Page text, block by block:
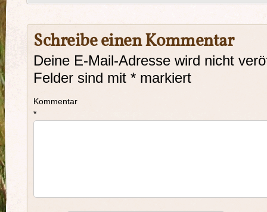
Schreibe einen Kommentar
Deine E-Mail-Adresse wird nicht
Felder sind mit * markiert
Kommentar
*